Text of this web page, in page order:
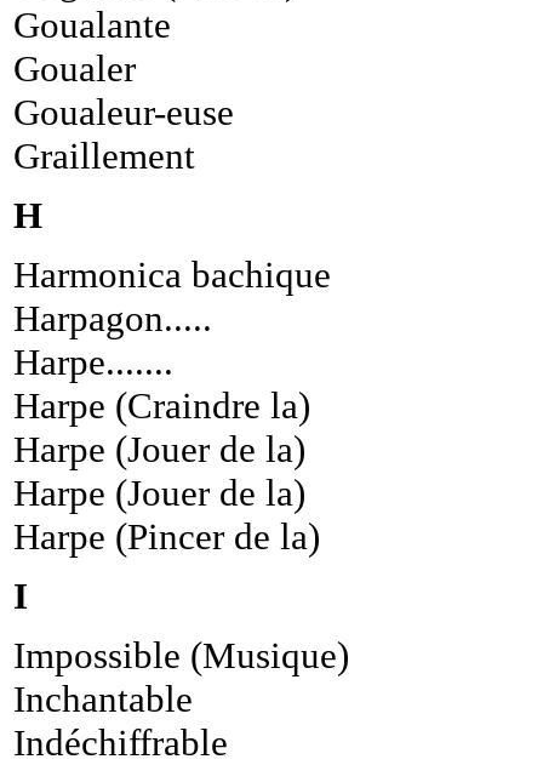
Goualante
Goualer
Goualeur-euse
Graillement
H
Harmonica bachique
Harpagon.....
Harpe.......
Harpe (Craindre la)
Harpe (Jouer de la)
Harpe (Jouer de la)
Harpe (Pincer de la)
I
Impossible (Musique)
Inchantable
Indéchiffrable